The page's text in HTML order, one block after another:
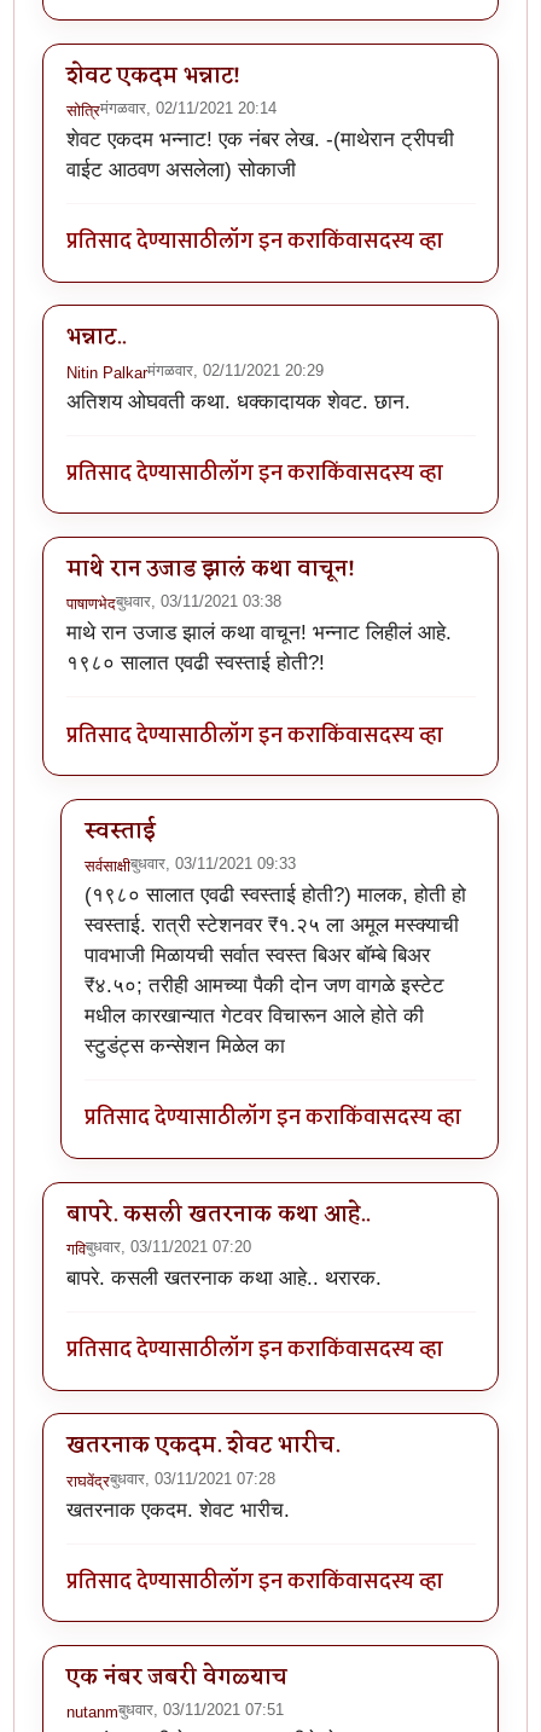
शेवट एकदम भन्नाट!
सोत्रिमंगळवार, 02/11/2021 20:14
शेवट एकदम भन्नाट! एक नंबर लेख. -(माथेरान ट्रीपची
वाईट आठवण असलेला) सोकाजी
प्रतिसाद देण्यासाठीलॉग इन कराकिंवासदस्य व्हा
भन्नाट..
Nitin Palkarमंगळवार, 02/11/2021 20:29
अतिशय ओघवती कथा. धक्कादायक शेवट. छान.
प्रतिसाद देण्यासाठीलॉग इन कराकिंवासदस्य व्हा
माथे रान उजाड झालं कथा वाचून!
पाषाणभेदबुधवार, 03/11/2021 03:38
माथे रान उजाड झालं कथा वाचून! भन्नाट लिहीलं आहे.
१९८० सालात एवढी स्वस्ताई होती?!
प्रतिसाद देण्यासाठीलॉग इन कराकिंवासदस्य व्हा
स्वस्ताई
सर्वसाक्षीबुधवार, 03/11/2021 09:33
In reply toमाथे रान उजाड झालं कथा वाचून! byपाषाणभेद
(१९८० सालात एवढी स्वस्ताई होती?) मालक, होती हो
स्वस्ताई. रात्री स्टेशनवर ₹१.२५ ला अमूल मस्क्याची
पावभाजी मिळायची सर्वात स्वस्त बिअर बॉम्बे बिअर
₹४.५०; तरीही आमच्या पैकी दोन जण वागळे इस्टेट
मधील कारखान्यात गेटवर विचारून आले होते की
स्टुडंट्स कन्सेशन मिळेल का
प्रतिसाद देण्यासाठीलॉग इन कराकिंवासदस्य व्हा
बापरे. कसली खतरनाक कथा आहे..
गविबुधवार, 03/11/2021 07:20
बापरे. कसली खतरनाक कथा आहे.. थरारक.
प्रतिसाद देण्यासाठीलॉग इन कराकिंवासदस्य व्हा
खतरनाक एकदम. शेवट भारीच.
राघवेंद्रबुधवार, 03/11/2021 07:28
खतरनाक एकदम. शेवट भारीच.
प्रतिसाद देण्यासाठीलॉग इन कराकिंवासदस्य व्हा
एक नंबर जबरी वेगळ्याच
nutanmबुधवार, 03/11/2021 07:51